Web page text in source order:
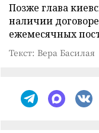
Позже глава
наличии
ежемесячных
Текст: Вера Басилая